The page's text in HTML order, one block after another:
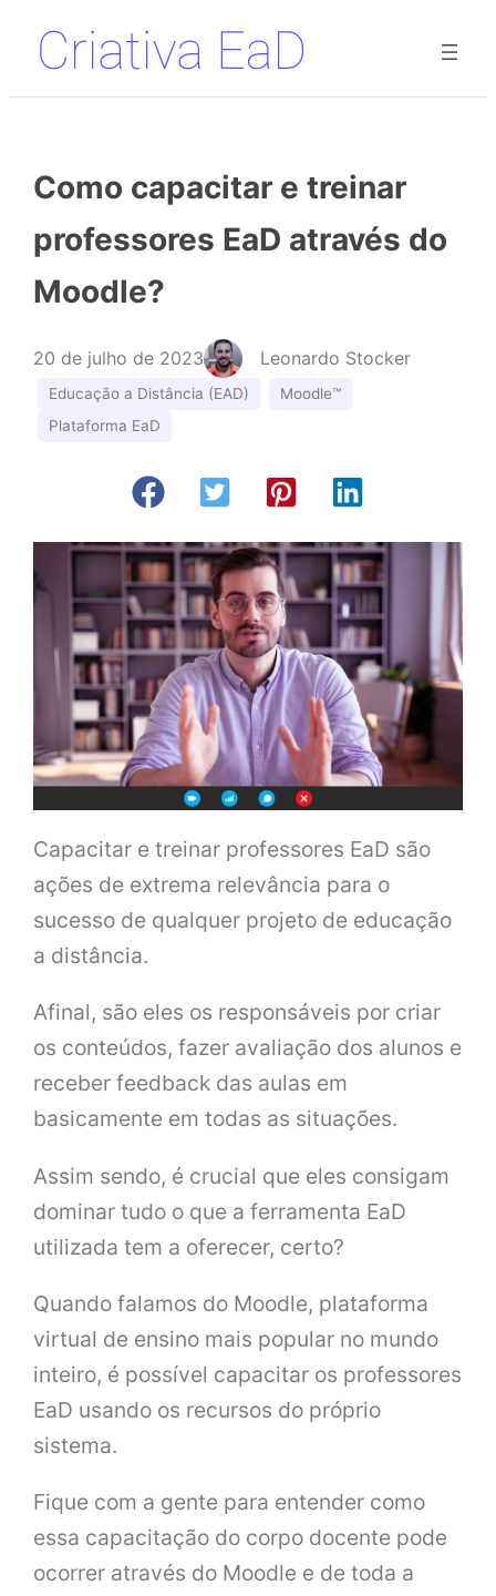
Pular
para
Como capacitar e treinar
professores EaD através do
Moodle?
20 de julho de 2023 Leonardo Stocker
Educação a Distância (EAD)
Moodle™
Plataforma EaD
Capacitar e treinar professores EaD são
ações de extrema relevância para o
sucesso de qualquer projeto de educação
a distância.
Afinal, são eles os responsáveis por criar
os conteúdos, fazer avaliação dos alunos e
receber feedback das aulas em
basicamente em todas as situações.
Assim sendo, é crucial que eles consigam
dominar tudo o que a ferramenta EaD
utilizada tem a oferecer, certo?
Quando falamos do Moodle, plataforma
virtual de ensino mais popular no mundo
inteiro, é possível capacitar os professores
EaD usando os recursos do próprio
sistema.
Fique com a gente para entender como
essa capacitação do corpo docente pode
ocorrer através do Moodle e de toda a